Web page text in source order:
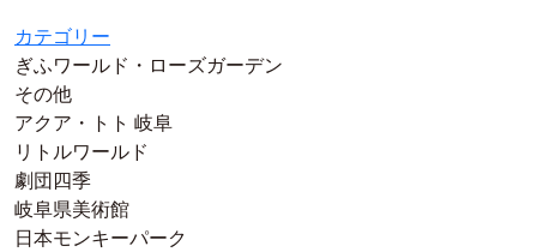
カテゴリー
ぎふワールド・ローズガーデン
その他
アクア・トト 岐阜
リトルワールド
劇団四季
岐阜県美術館
日本モンキーパーク